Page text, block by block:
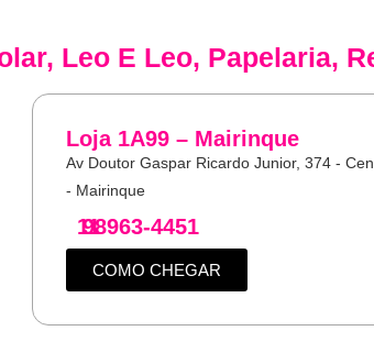
, Leo E Leo, Papelaria,
Loja 1A99 – Mairinque
Av Doutor Gaspar Ricardo Junior, 374 -
- Mairinque
11
98963-4451
COMO CHEGAR